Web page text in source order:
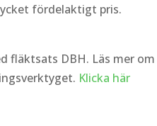
fördelaktigt pris.
fläktsats DBH. Läs mer om
Klicka här